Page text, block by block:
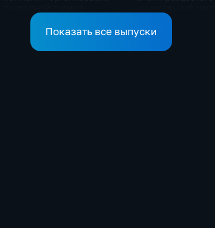
Показать все выпуски